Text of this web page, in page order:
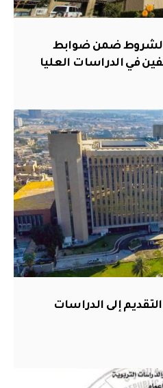
ضمن ضوابط
في الدراسات العليا
إلى الدراسات